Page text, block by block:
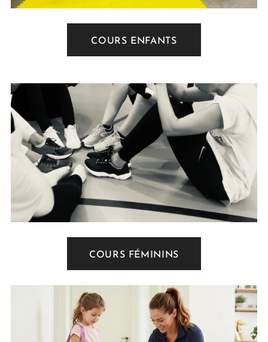
COURS ENFANTS
COURS FÉMININS